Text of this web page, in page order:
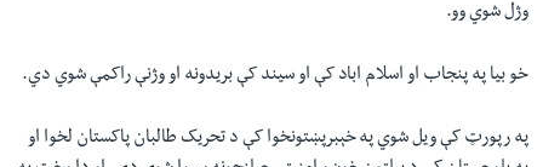
وژل شوي وو.
خو بيا په پنجاب او اسلام اباد کې او سيند کې بريدونه او وژنې راکمې شوي دي.
په رپورټ کې ویل شوي په خېبرپښتونخوا کې د تحريک طالبان پاکستان لخوا او